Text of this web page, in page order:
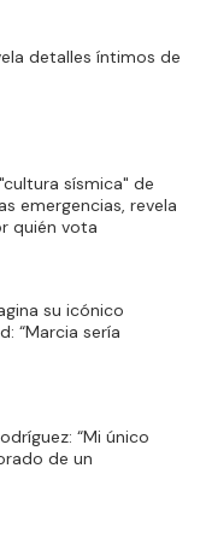
detalles íntimos de
sísmica" de
emergencias, revela
quién vota
su icónico
“Marcia sería
“Mi único
de un